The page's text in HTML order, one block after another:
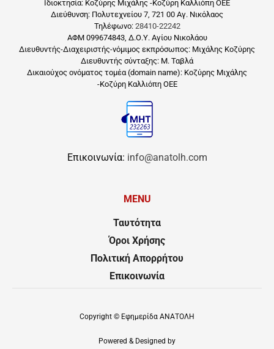
Ιδιοκτησία: Κοζύρης Μιχάλης -Κοζύρη Καλλιόπη ΟΕΕ
Διεύθυνση: Πολυτεχνείου 7, 721 00 Αγ. Νικόλαος
Τηλέφωνο: 28410-22242
ΑΦΜ 099674843, Δ.Ο.Υ. Αγίου Νικολάου
Διευθυντής-Διαχειριστής-νόμιμος εκπρόσωπος: Μιχάλης Κοζύρης
Διευθυντής σύνταξης: Μ. Ταβλά
Δικαιούχος ονόματος τομέα (domain name): Κοζύρης Μιχάλης
-Κοζύρη Καλλιόπη ΟΕΕ
Επικοινωνία: info@anatolh.com
MENU
Ταυτότητα
Όροι Χρήσης
Πολιτική Απορρήτου
Επικοινωνία
Copyright © Εφημερίδα ΑΝΑΤΟΛΗ
Powered & Designed by